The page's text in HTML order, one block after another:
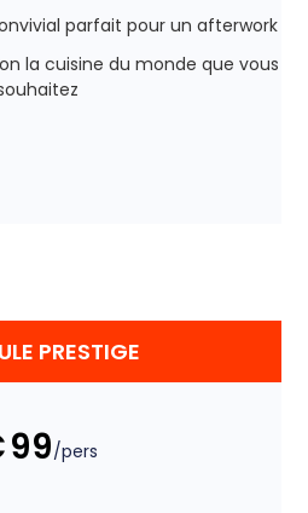
parfait pour un afterwork
la cuisine du monde que vous
PRESTIGE
99/pers